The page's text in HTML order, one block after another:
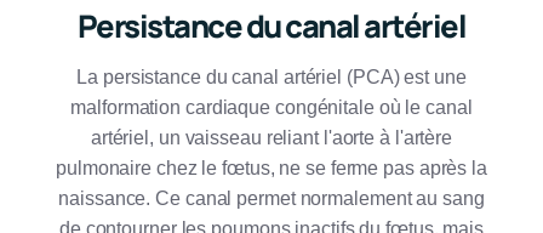
Persistance du canal artériel
La persistance du canal artériel (PCA) est une
malformation cardiaque congénitale où le canal
artériel, un vaisseau reliant l'aorte à l'artère
pulmonaire chez le fœtus, ne se ferme pas après la
naissance. Ce canal permet normalement au sang
de contourner les poumons inactifs du fœtus, mais